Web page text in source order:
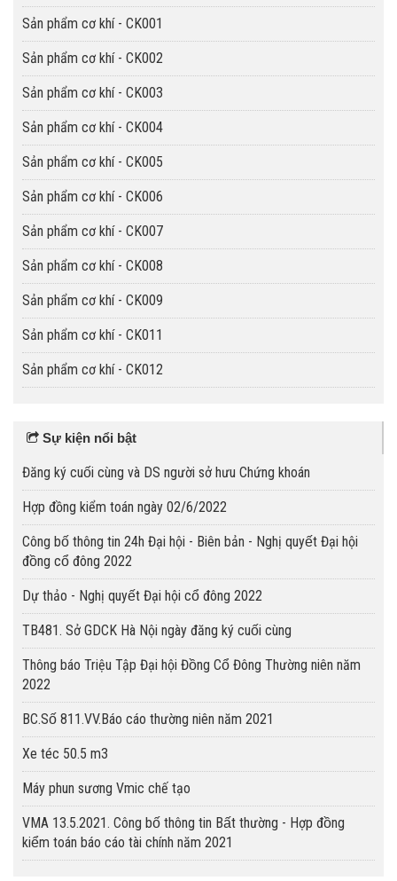
Sản phẩm cơ khí - CK001
Sản phẩm cơ khí - CK002
Sản phẩm cơ khí - CK003
Sản phẩm cơ khí - CK004
Sản phẩm cơ khí - CK005
Sản phẩm cơ khí - CK006
Sản phẩm cơ khí - CK007
Sản phẩm cơ khí - CK008
Sản phẩm cơ khí - CK009
Sản phẩm cơ khí - CK011
Sản phẩm cơ khí - CK012
Sự kiện nổi bật
Đăng ký cuối cùng và DS người sở hưu Chứng khoán
Hợp đồng kiểm toán ngày 02/6/2022
Công bố thông tin 24h Đại hội - Biên bản - Nghị quyết Đại hội
đồng cổ đông 2022
Dự thảo - Nghị quyết Đại hội cổ đông 2022
TB481. Sở GDCK Hà Nội ngày đăng ký cuối cùng
Thông báo Triệu Tập Đại hội Đồng Cổ Đông Thường niên năm
2022
BC.Số 811.VV.Báo cáo thường niên năm 2021
Xe téc 50.5 m3
Máy phun sương Vmic chế tạo
VMA 13.5.2021. Công bố thông tin Bất thường - Hợp đồng
kiểm toán báo cáo tài chính năm 2021